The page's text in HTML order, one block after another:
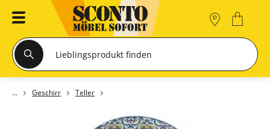
Geschirr Teller